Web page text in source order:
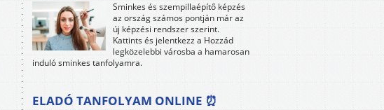
Sminkes és szempillaépítő képzés
az ország számos pontján már az
új képzési rendszer szerint.
Kattints és jelentkezz a Hozzád
legközelebbi városba a hamarosan
induló sminkes tanfolyamra.
ELADÓ TANFOLYAM ONLINE ⏰